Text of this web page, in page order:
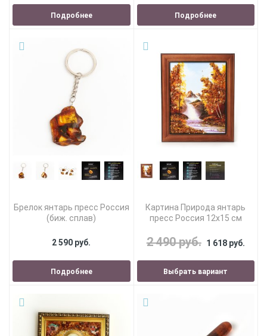
Подробнее Подробнее
Брелок янтарь пресс Россия
(биж. сплав)
2 590 руб.
Подробнее
Картина Природа янтарь
пресс Россия 12х15 см
2 490 руб. 1 618 руб.
Выбрать вариант